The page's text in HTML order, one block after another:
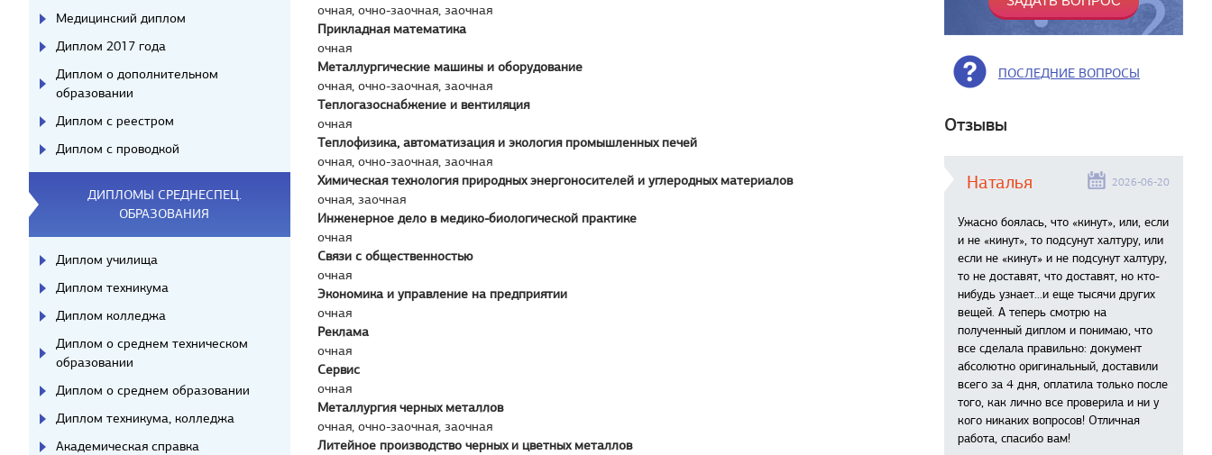
очная, очно-заочная, заочная
Прикладная математика
очная
Металлургические машины и оборудование
очная, очно-заочная, заочная
Теплогазоснабжение и вентиляция
очная
Теплофизика, автоматизация и экология промышленных печей
очная, очно-заочная, заочная
Химическая технология природных энергоносителей и углеродных материалов
очная, заочная
Инженерное дело в медико-биологической практике
очная
Связи с общественностью
очная
Экономика и управление на предприятии
очная
Реклама
очная
Сервис
очная
Металлургия черных металлов
очная, очно-заочная, заочная
Литейное производство черных и цветных металлов
Медицинский диплом
Диплом 2017 года
Диплом о дополнительном
образовании
Диплом с реестром
Диплом с проводкой
ДИПЛОМЫ СРЕДНЕСПЕЦ.
ОБРАЗОВАНИЯ
Диплом училища
Диплом техникума
Диплом колледжа
Диплом о среднем техническом
образовании
Диплом о среднем образовании
Диплом техникума, колледжа
Академическая справка
ПОСЛЕДНИЕ ВОПРОСЫ
Отзывы
Наталья 2026-06-20
Ужасно боялась, что «кинут», или, если
и не «кинут», то подсунут халтуру, или
если не «кинут» и не подсунут халтуру,
то не доставят, что доставят, но кто-
нибудь узнает...и еще тысячи других
вещей. А теперь смотрю на
полученный диплом и понимаю, что
все сделала правильно: документ
абсолютно оригинальный, доставили
всего за 4 дня, оплатила только после
того, как лично все проверила и ни у
кого никаких вопросов! Отличная
работа, спасибо вам!